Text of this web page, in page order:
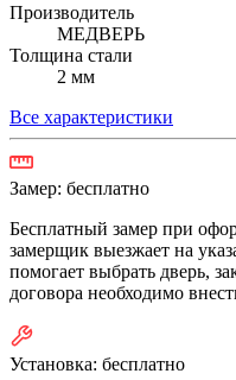
Производитель
МЕДВЕРЬ
Толщина стали
2 мм
Все характеристики
Замер: бесплатно
Бесплатный замер при
замерщик выезжает на
помогает выбрать дверь,
договора необходимо
Установка: бесплатно